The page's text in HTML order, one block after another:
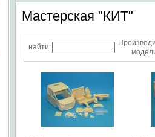
Мастерская "КИТ"
найти: